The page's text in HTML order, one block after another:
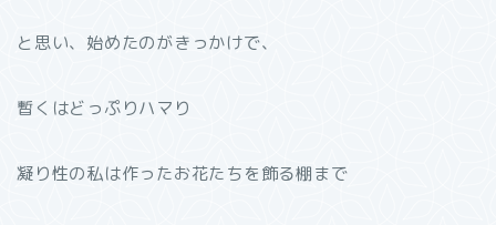
と思い、始めたのがきっかけで、
暫くはどっぷりハマり
凝り性の私は作ったお花たちを飾る棚まで